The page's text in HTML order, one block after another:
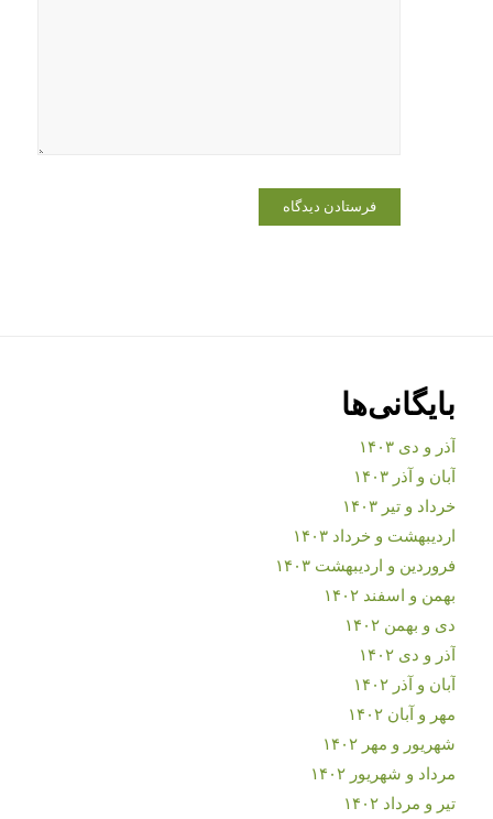
بایگانی‌ها
آذر و دی ۱۴۰۳
آبان و آذر ۱۴۰۳
خرداد و تیر ۱۴۰۳
اردیبهشت و خرداد ۱۴۰۳
فروردین و اردیبهشت ۱۴۰۳
بهمن و اسفند ۱۴۰۲
دی و بهمن ۱۴۰۲
آذر و دی ۱۴۰۲
آبان و آذر ۱۴۰۲
مهر و آبان ۱۴۰۲
شهریور و مهر ۱۴۰۲
مرداد و شهریور ۱۴۰۲
تیر و مرداد ۱۴۰۲